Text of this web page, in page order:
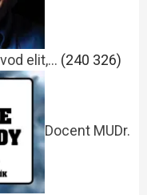
elit,… (240 326)
Docent MUDr.